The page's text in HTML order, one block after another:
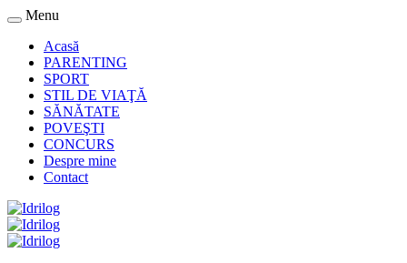
Menu
Acasă
PARENTING
SPORT
STIL DE VIAŢĂ
SĂNĂTATE
POVEŞTI
CONCURS
Despre mine
Contact